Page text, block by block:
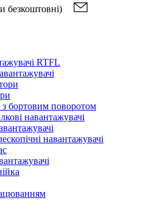
безкоштовні)
RTFL
з бортовим поворотом
навантажувачі
навантажувачі